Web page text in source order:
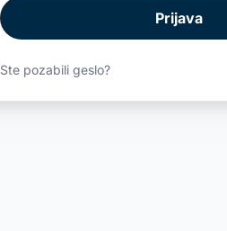
Prijava
Ste pozabili geslo?